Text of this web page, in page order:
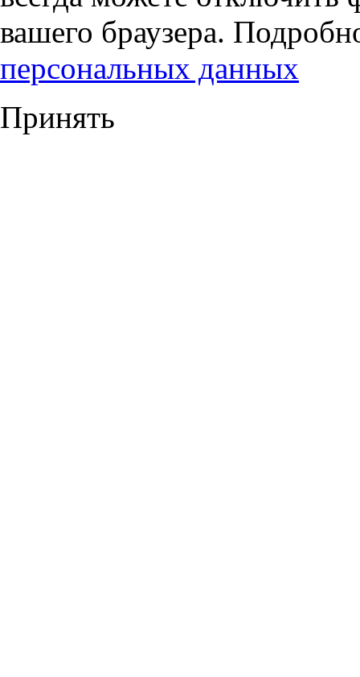
вашего браузера.
персональных данных
Принять